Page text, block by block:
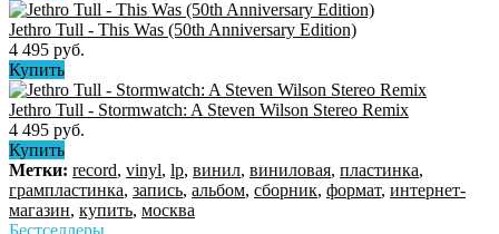
Jethro Tull - This Was (50th Anniversary Edition)
4 495 руб.
Купить
Jethro Tull - Stormwatch: A Steven Wilson Stereo Remix
4 495 руб.
Купить
Метки: record, vinyl, lp, винил, виниловая, пластинка,
грампластинка, запись, альбом, сборник, формат, интернет-
магазин, купить, москва
Бестселлеры